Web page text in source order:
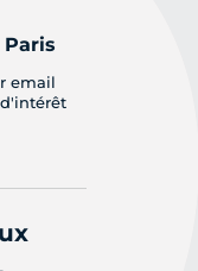
email